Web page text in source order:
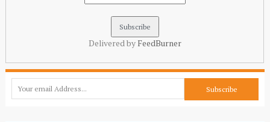
Delivered by FeedBurner